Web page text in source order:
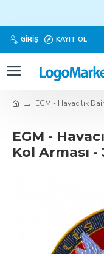
GIRIŞ KAYIT OL
EGM - Havacılık
EGM -
Kol Arması